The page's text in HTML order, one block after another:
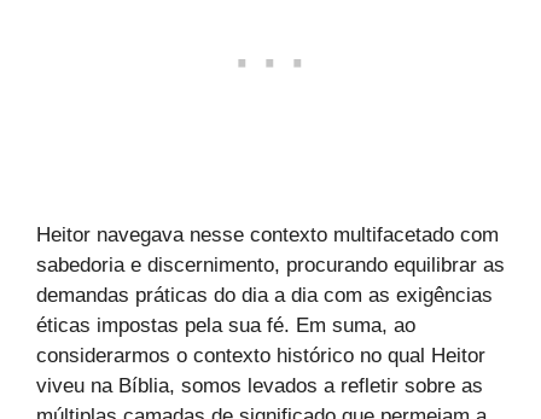
Heitor navegava nesse contexto multifacetado com
sabedoria e discernimento, procurando equilibrar as
demandas práticas do dia a dia com as exigências
éticas impostas pela sua fé. Em suma, ao
considerarmos o contexto histórico no qual Heitor
viveu na Bíblia, somos levados a refletir sobre as